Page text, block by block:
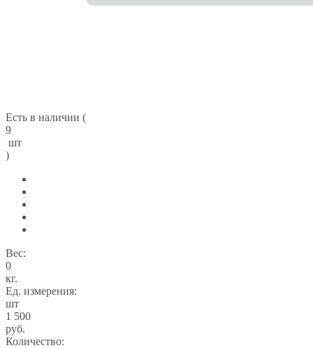
Есть в наличии (
9
шт
)
Вес:
0
кг.
Ед. измерения:
шт
1 500
руб.
Количество: